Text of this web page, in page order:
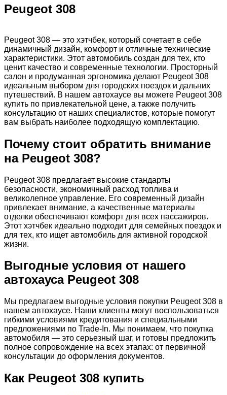
Peugeot 308
Peugeot 308 — это хэтчбек, который сочетает в себе
динамичный дизайн, комфорт и отличные технические
характеристики. Этот автомобиль создан для тех, кто
ценит качество и современные технологии. Просторный
салон и продуманная эргономика делают Peugeot 308
идеальным выбором для городских поездок и дальних
путешествий. В нашем автохаусе вы можете Peugeot 308
купить по привлекательной цене, а также получить
консультацию от наших специалистов, которые помогут
вам выбрать наиболее подходящую комплектацию.
Почему стоит обратить внимание
на Peugeot 308?
Peugeot 308 предлагает высокие стандарты
безопасности, экономичный расход топлива и
великолепное управление. Его современный дизайн
привлекает внимание, а качественные материалы
отделки обеспечивают комфорт для всех пассажиров.
Этот хэтчбек идеально подходит для семейных поездок и
для тех, кто ищет автомобиль для активной городской
жизни.
Выгодные условия от нашего
автохауса Peugeot 308
Мы предлагаем выгодные условия покупки Peugeot 308 в
нашем автохаусе. Наши клиенты могут воспользоваться
гибкими условиями кредитования и специальными
предложениями по Trade-In. Мы понимаем, что покупка
автомобиля — это серьезный шаг, и готовы предложить
полное сопровождение на всех этапах: от первичной
консультации до оформления документов.
Как Peugeot 308 купить